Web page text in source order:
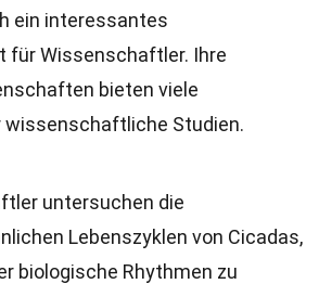
ein interessantes
für Wissenschaftler. Ihre
bieten viele
wissenschaftliche Studien.
untersuchen die
Lebenszyklen von Cicadas,
biologische Rhythmen zu